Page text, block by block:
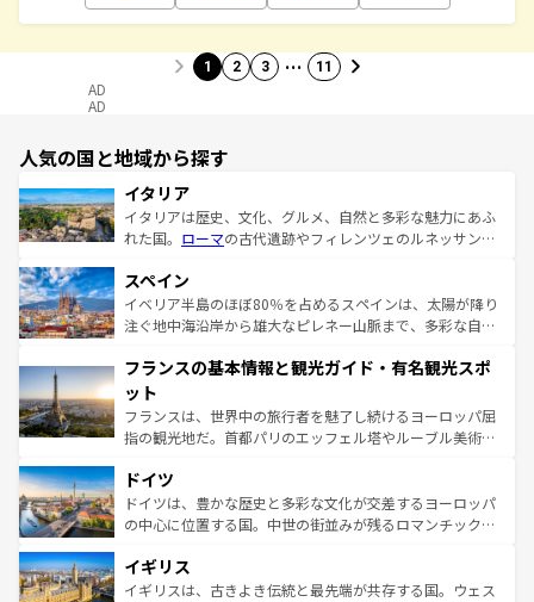
1 2 3 … 11
AD
AD
人気の国と地域から探す
イタリア
イタリアは歴史、文化、グルメ、自然と多彩な魅力にあふ
れた国。 ローマの古代遺跡やフィレンツェのルネッサンス
ろん、トスカーナの美しい田園風景やアマルフィ海岸の絶
景など、自然景観も見逃せない。観光の合間には、本場の
ピザやパスタなど、絶品のイタリア料理を堪能することも
ませてくれるイタリアで、忘れられない旅をしてみよう！
なお、新着のイタリア情報は
しい。
スペイン
イベリア半島のほぼ80％を占めるスペインは、太陽が降り
注ぐ地中海沿岸から雄大なピレネー山脈まで、多彩な自然
文化が根付くこの国では、情熱的なフラメンコ、熱気あふ
れる闘牛、そして美味しいタパスが生活の一部となってい
る。首都マドリードの洗練された雰囲気や、バルセロナの
アートに溢れた街角から、地方では古代ローマ遺跡や中世
せる。地方によって風土や気候が異なるスペインはその個
性で訪れる人を魅了する。 なお、新着のスペイン情報は コ
ンテンツ一覧を参照してほしい。
フランスの基本情報と観光ガイド・有名観光スポ
ット
フランスは、世界中の旅行者を魅了し続けるヨーロッパ屈
指の観光地だ。首都パリのエッフェル塔やルーブル美術館
で、幅広い魅力が詰まっている。華麗な宮殿、歴史的な大
聖堂、美しいビーチ、そして豊かな自然が、訪れる者を心
から魅了する。また、フランスは美食の国としても知ら
いる。シャンパンの発祥地であるランス、プロヴァンスの
香り高いラベンダー畑など、多彩な楽しみ方が可能だ。さ
ドイツ
ドイツは、豊かな歴史と多彩な文化が交差するヨーロッパ
の中心に位置する国。中世の街並みが残るロマンチック街
顔を持つこの国は、どこを歩いても飽きることがない。ベ
ルリンの文化的活気、バイエルン州のアルプスの絶景、そ
イギリス
イギリスは、古きよき伝統と最先端が共存する国。ウェス